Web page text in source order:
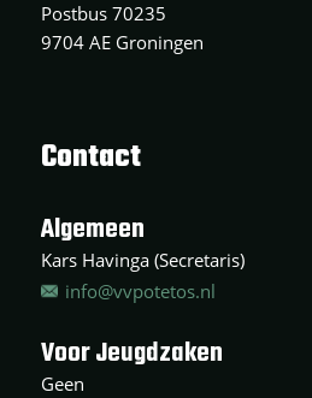
Postbus 70235
9704 AE Groningen
Contact
Algemeen
Kars Havinga (Secretaris)
info@vvpotetos.nl
Voor Jeugdzaken
Geen